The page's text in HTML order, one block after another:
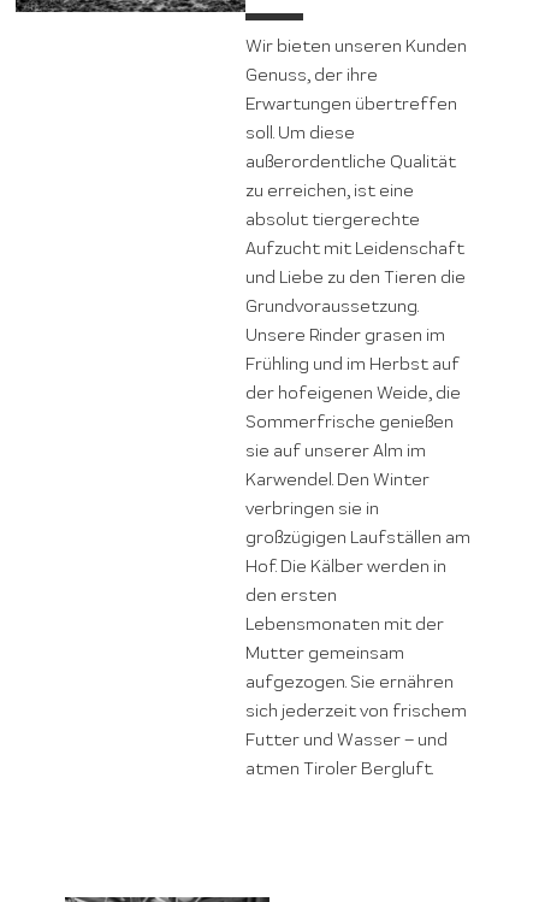
Wir bieten unseren Kunden
Genuss, der ihre
Erwartungen übertreffen
soll. Um diese
außerordentliche Qualität
zu erreichen, ist eine
absolut tiergerechte
Aufzucht mit Leidenschaft
und Liebe zu den Tieren die
Grundvoraussetzung.
Unsere Rinder grasen im
Frühling und im Herbst auf
der hofeigenen Weide, die
Sommerfrische genießen
sie auf unserer Alm im
Karwendel. Den Winter
verbringen sie in
großzügigen Laufställen am
Hof. Die Kälber werden in
den ersten
Lebensmonaten mit der
Mutter gemeinsam
aufgezogen. Sie ernähren
sich jederzeit von frischem
Futter und Wasser – und
atmen Tiroler Bergluft.